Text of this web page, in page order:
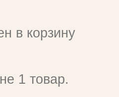
в корзину
1 товар.